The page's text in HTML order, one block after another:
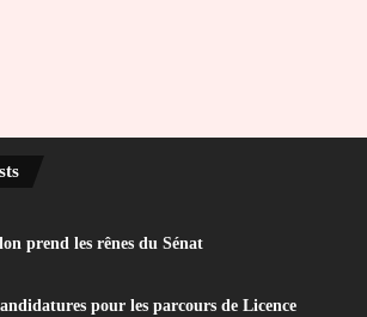
prend les rênes du Sénat
pour les parcours de Licence